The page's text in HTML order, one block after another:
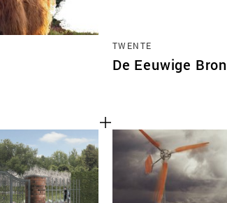
TWENTE
De Eeuwige Bron